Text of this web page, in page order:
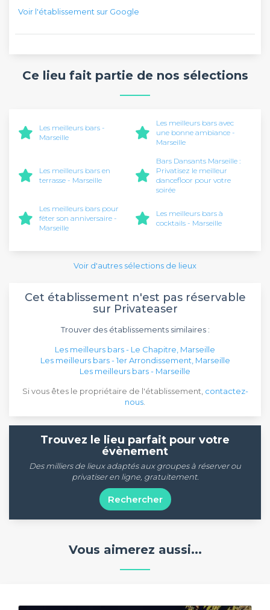
Voir l'établissement sur Google
Ce lieu fait partie de nos sélections
Les meilleurs bars -
Marseille
Les meilleurs bars avec
une bonne ambiance -
Marseille
Les meilleurs bars en
terrasse - Marseille
Bars Dansants Marseille :
Privatisez le meilleur
dancefloor pour votre
soirée
Les meilleurs bars pour
fêter son anniversaire -
Marseille
Les meilleurs bars à
cocktails - Marseille
Voir d'autres sélections de lieux
Cet établissement n'est pas réservable
sur Privateaser
Trouver des établissements similaires :
Les meilleurs bars - Le Chapitre, Marseille
Les meilleurs bars - 1er Arrondissement, Marseille
Les meilleurs bars - Marseille
Si vous êtes le propriétaire de l'établissement, contactez-
nous
Trouvez le lieu parfait pour votre
évènement
Des milliers de lieux adaptés aux groupes à réserver ou
privatiser en ligne, gratuitement.
Rechercher
Vous aimerez aussi...